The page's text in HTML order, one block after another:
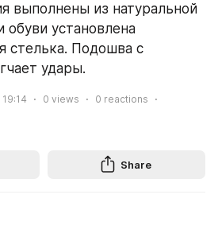
выполнены из натуральной
обуви установлена
стелька. Подошва с
удары.
0 views 0 reactions
Share